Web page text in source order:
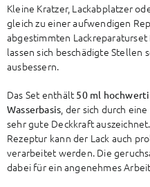
Kleine Kratzer, Lackabplatzer
gleich zu einer aufwendigen
abgestimmten
lassen sich beschädigte Stellen
ausbessern.
Das Set enthält 50 ml
Wasserbasis , der sich durch
sehr gute Deckkraft
Rezeptur kann der Lack auch
verarbeitet werden. Die
dabei für ein angenehmes